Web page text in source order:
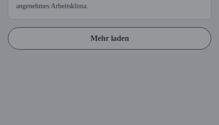
angenehmes Arbeitsklima.
Mehr laden